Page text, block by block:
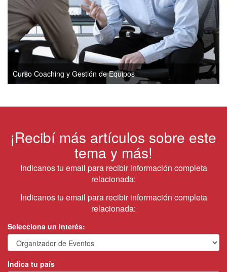
Curso Coaching y Gestión de Equipos
¡Recibí más artículos sobre este
tema y más!
Indicanos tu email para recibir información completa
relacionada:
Indicanos tu email para recibir información completa
relacionada:
Selecciona un interés:
Indica tu país